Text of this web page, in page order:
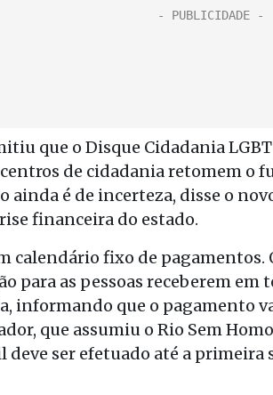
que o Disque Cidadania LGBT
de cidadania retomem o
ainda é de incerteza, disse o
financeira do estado.
calendário fixo de
para as pessoas receberem
informando que o pagamento
que assumiu o Rio Sem
deve ser efetuado até a